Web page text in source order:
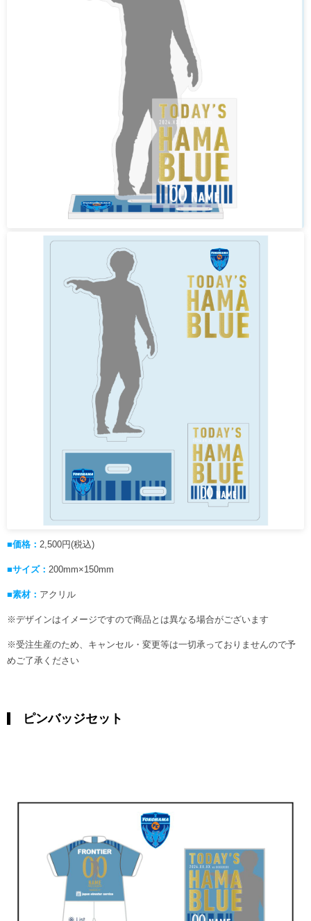
■価格： 2,500円(税込)
■サイズ： 200mm×150mm
■素材： アクリル
※デザインはイメージですので商品とは異なる場合がございます
※受注生産のため、キャンセル・変更等は一切承っておりませんので予
めご了承ください
ピンバッジセット